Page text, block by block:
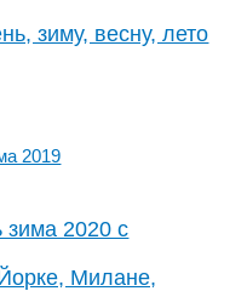
зиму, весну, лето
2020 с
Милане,